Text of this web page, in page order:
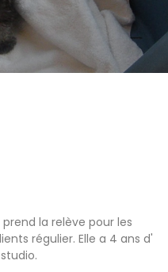
la relève pour les
régulier. Elle a 4 ans d'